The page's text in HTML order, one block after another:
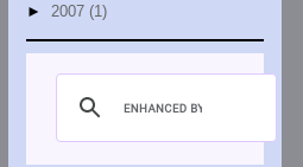
► 2007 (1)